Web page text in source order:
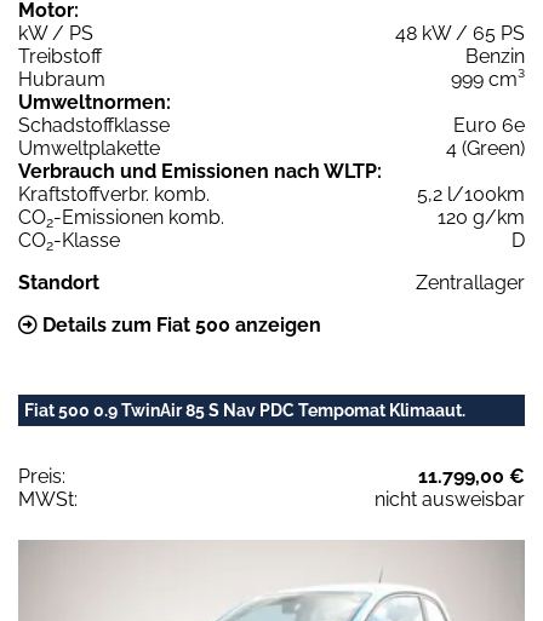
Motor:
kW / PS
48 kW / 65 PS
Treibstoff
Benzin
Hubraum
999 cm³
Umweltnormen:
Schadstoffklasse
Euro 6e
Umweltplakette
4 (Green)
Verbrauch und Emissionen nach WLTP:
Kraftstoffverbr. komb.
5,2 l/100km
CO2-Emissionen komb.
120 g/km
CO2-Klasse
D
Standort
Zentrallager
Details zum Fiat 500 anzeigen
Fiat 500 0.9 TwinAir 85 S Nav PDC Tempomat Klimaaut.
Preis:
11.799,00 €
MWSt:
nicht ausweisbar